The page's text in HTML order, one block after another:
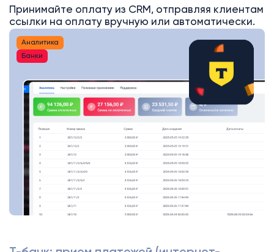
Принимайте оплату из CRM, отправляя клиентам
ссылки на оплату вручную или автоматически.
Аналитика
Банки